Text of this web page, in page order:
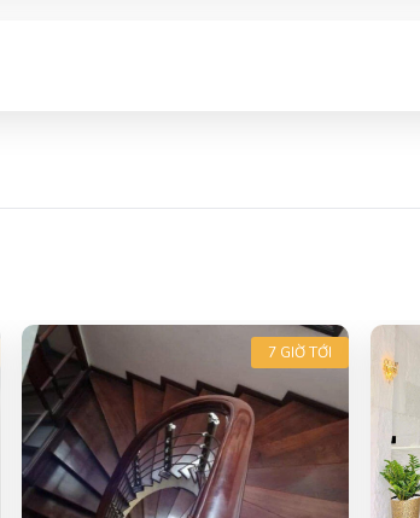
7 GIỜ TỚI